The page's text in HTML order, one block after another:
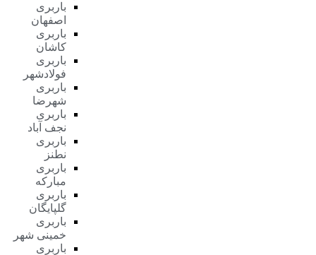
باربری
اصفهان
باربری
کاشان
باربری
فولادشهر
باربری
شهرضا
باربری
نجف آباد
باربری
نطنز
باربری
مبارکه
باربری
گلپایگان
باربری
خمینی شهر
باربری